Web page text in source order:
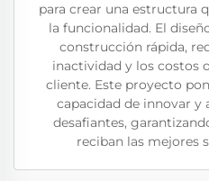
para crear una estructura
la funcionalidad. El
construcción rápida,
inactividad y los costos
cliente. Este proyecto
capacidad de innovar y
desafiantes,
reciban las mejores